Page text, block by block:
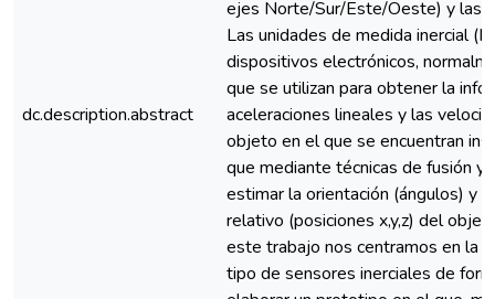
dc.description.abstract
ejes Norte/Sur/Este/Oeste) y las
Las unidades de medida inercial
dispositivos electrónicos,
que se utilizan para obtener la
aceleraciones lineales y las
objeto en el que se encuentran
que mediante técnicas de fusión
estimar la orientación (ángulos) y
relativo (posiciones x,y,z) del
este trabajo nos centramos en la
tipo de sensores inerciales de